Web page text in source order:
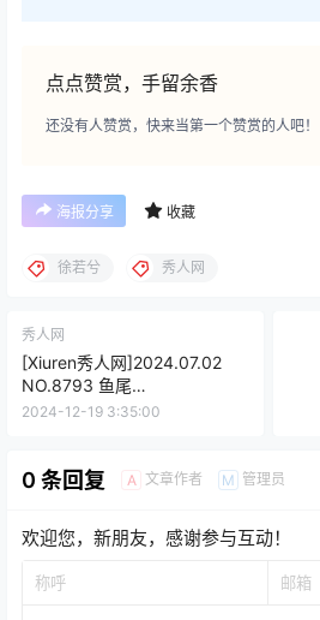
点点赞赏，手留余香
还没有人赞赏，快来当第一个赞赏的人吧！
海报分享 收藏
徐若兮 秀人网
秀人网
[Xiuren秀人网]2024.07.02
NO.8793 鱼尾
fish[80+1P/706MB]
2024-12-19 3:35:00
0 条回复 A 文章作者 M 管理员
欢迎您，新朋友，感谢参与互动！